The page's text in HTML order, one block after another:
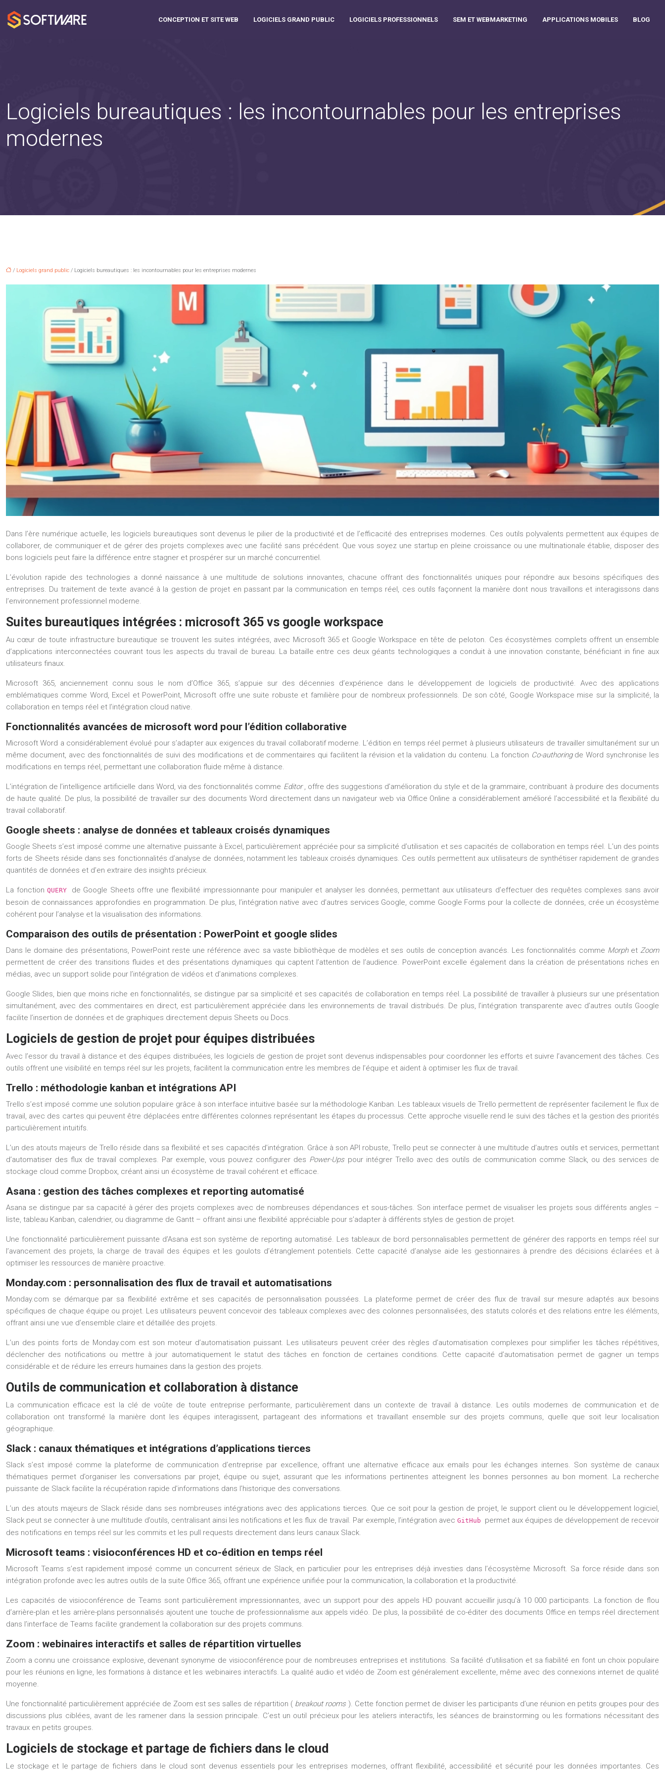
CONCEPTION ET SITE WEB LOGICIELS GRAND PUBLIC LOGICIELS PROFESSIONNELS SEM ET WEBMARKETING APPLICATIONS MOBILES BLOG
Logiciels bureautiques : les incontournables pour les entreprises
modernes
/ Logiciels grand public / Logiciels bureautiques : les incontournables pour les entreprises modernes
Dans l’ère numérique actuelle, les logiciels bureautiques sont devenus le pilier de la productivité et de l’efficacité des entreprises modernes. Ces outils polyvalents permettent aux équipes de
collaborer, de communiquer et de gérer des projets complexes avec une facilité sans précédent. Que vous soyez une startup en pleine croissance ou une multinationale établie, disposer des
bons logiciels peut faire la différence entre stagner et prospérer sur un marché concurrentiel.
L’évolution rapide des technologies a donné naissance à une multitude de solutions innovantes, chacune offrant des fonctionnalités uniques pour répondre aux besoins spécifiques des
entreprises. Du traitement de texte avancé à la gestion de projet en passant par la communication en temps réel, ces outils façonnent la manière dont nous travaillons et interagissons dans
l’environnement professionnel moderne.
Suites bureautiques intégrées : microsoft 365 vs google workspace
Au cœur de toute infrastructure bureautique se trouvent les suites intégrées, avec Microsoft 365 et Google Workspace en tête de peloton. Ces écosystèmes complets offrent un ensemble
d’applications interconnectées couvrant tous les aspects du travail de bureau. La bataille entre ces deux géants technologiques a conduit à une innovation constante, bénéficiant in fine aux
utilisateurs finaux.
Microsoft 365, anciennement connu sous le nom d’Office 365, s’appuie sur des décennies d’expérience dans le développement de logiciels de productivité. Avec des applications
emblématiques comme Word, Excel et PowerPoint, Microsoft offre une suite robuste et familière pour de nombreux professionnels. De son côté, Google Workspace mise sur la simplicité, la
collaboration en temps réel et l’intégration cloud native.
Fonctionnalités avancées de microsoft word pour l’édition collaborative
Microsoft Word a considérablement évolué pour s’adapter aux exigences du travail collaboratif moderne. L’édition en temps réel permet à plusieurs utilisateurs de travailler simultanément sur un
même document, avec des fonctionnalités de suivi des modifications et de commentaires qui facilitent la révision et la validation du contenu. La fonction Co-authoring de Word synchronise les
modifications en temps réel, permettant une collaboration fluide même à distance.
L’intégration de l’intelligence artificielle dans Word, via des fonctionnalités comme Editor , offre des suggestions d’amélioration du style et de la grammaire, contribuant à produire des documents
de haute qualité. De plus, la possibilité de travailler sur des documents Word directement dans un navigateur web via Office Online a considérablement amélioré l’accessibilité et la flexibilité du
travail collaboratif.
Google sheets : analyse de données et tableaux croisés dynamiques
Google Sheets s’est imposé comme une alternative puissante à Excel, particulièrement appréciée pour sa simplicité d’utilisation et ses capacités de collaboration en temps réel. L’un des points
forts de Sheets réside dans ses fonctionnalités d’analyse de données, notamment les tableaux croisés dynamiques. Ces outils permettent aux utilisateurs de synthétiser rapidement de grandes
quantités de données et d’en extraire des insights précieux.
La fonction QUERY de Google Sheets offre une flexibilité impressionnante pour manipuler et analyser les données, permettant aux utilisateurs d’effectuer des requêtes complexes sans avoir
besoin de connaissances approfondies en programmation. De plus, l’intégration native avec d’autres services Google, comme Google Forms pour la collecte de données, crée un écosystème
cohérent pour l’analyse et la visualisation des informations.
Comparaison des outils de présentation : PowerPoint et google slides
Dans le domaine des présentations, PowerPoint reste une référence avec sa vaste bibliothèque de modèles et ses outils de conception avancés. Les fonctionnalités comme Morph et Zoom
permettent de créer des transitions fluides et des présentations dynamiques qui captent l’attention de l’audience. PowerPoint excelle également dans la création de présentations riches en
médias, avec un support solide pour l’intégration de vidéos et d’animations complexes.
Google Slides, bien que moins riche en fonctionnalités, se distingue par sa simplicité et ses capacités de collaboration en temps réel. La possibilité de travailler à plusieurs sur une présentation
simultanément, avec des commentaires en direct, est particulièrement appréciée dans les environnements de travail distribués. De plus, l’intégration transparente avec d’autres outils Google
facilite l’insertion de données et de graphiques directement depuis Sheets ou Docs.
Logiciels de gestion de projet pour équipes distribuées
Avec l’essor du travail à distance et des équipes distribuées, les logiciels de gestion de projet sont devenus indispensables pour coordonner les efforts et suivre l’avancement des tâches. Ces
outils offrent une visibilité en temps réel sur les projets, facilitent la communication entre les membres de l’équipe et aident à optimiser les flux de travail.
Trello : méthodologie kanban et intégrations API
Trello s’est imposé comme une solution populaire grâce à son interface intuitive basée sur la méthodologie Kanban. Les tableaux visuels de Trello permettent de représenter facilement le flux de
travail, avec des cartes qui peuvent être déplacées entre différentes colonnes représentant les étapes du processus. Cette approche visuelle rend le suivi des tâches et la gestion des priorités
particulièrement intuitifs.
L’un des atouts majeurs de Trello réside dans sa flexibilité et ses capacités d’intégration. Grâce à son API robuste, Trello peut se connecter à une multitude d’autres outils et services, permettant
d’automatiser des flux de travail complexes. Par exemple, vous pouvez configurer des Power-Ups pour intégrer Trello avec des outils de communication comme Slack, ou des services de
stockage cloud comme Dropbox, créant ainsi un écosystème de travail cohérent et efficace.
Asana : gestion des tâches complexes et reporting automatisé
Asana se distingue par sa capacité à gérer des projets complexes avec de nombreuses dépendances et sous-tâches. Son interface permet de visualiser les projets sous différents angles –
liste, tableau Kanban, calendrier, ou diagramme de Gantt – offrant ainsi une flexibilité appréciable pour s’adapter à différents styles de gestion de projet.
Une fonctionnalité particulièrement puissante d’Asana est son système de reporting automatisé. Les tableaux de bord personnalisables permettent de générer des rapports en temps réel sur
l’avancement des projets, la charge de travail des équipes et les goulots d’étranglement potentiels. Cette capacité d’analyse aide les gestionnaires à prendre des décisions éclairées et à
optimiser les ressources de manière proactive.
Monday.com : personnalisation des flux de travail et automatisations
Monday.com se démarque par sa flexibilité extrême et ses capacités de personnalisation poussées. La plateforme permet de créer des flux de travail sur mesure adaptés aux besoins
spécifiques de chaque équipe ou projet. Les utilisateurs peuvent concevoir des tableaux complexes avec des colonnes personnalisées, des statuts colorés et des relations entre les éléments,
offrant ainsi une vue d’ensemble claire et détaillée des projets.
L’un des points forts de Monday.com est son moteur d’automatisation puissant. Les utilisateurs peuvent créer des règles d’automatisation complexes pour simplifier les tâches répétitives,
déclencher des notifications ou mettre à jour automatiquement le statut des tâches en fonction de certaines conditions. Cette capacité d’automatisation permet de gagner un temps
considérable et de réduire les erreurs humaines dans la gestion des projets.
Outils de communication et collaboration à distance
La communication efficace est la clé de voûte de toute entreprise performante, particulièrement dans un contexte de travail à distance. Les outils modernes de communication et de
collaboration ont transformé la manière dont les équipes interagissent, partageant des informations et travaillant ensemble sur des projets communs, quelle que soit leur localisation
géographique.
Slack : canaux thématiques et intégrations d’applications tierces
Slack s’est imposé comme la plateforme de communication d’entreprise par excellence, offrant une alternative efficace aux emails pour les échanges internes. Son système de canaux
thématiques permet d’organiser les conversations par projet, équipe ou sujet, assurant que les informations pertinentes atteignent les bonnes personnes au bon moment. La recherche
puissante de Slack facilite la récupération rapide d’informations dans l’historique des conversations.
L’un des atouts majeurs de Slack réside dans ses nombreuses intégrations avec des applications tierces. Que ce soit pour la gestion de projet, le support client ou le développement logiciel,
Slack peut se connecter à une multitude d’outils, centralisant ainsi les notifications et les flux de travail. Par exemple, l’intégration avec GitHub permet aux équipes de développement de recevoir
des notifications en temps réel sur les commits et les pull requests directement dans leurs canaux Slack.
Microsoft teams : visioconférences HD et co-édition en temps réel
Microsoft Teams s’est rapidement imposé comme un concurrent sérieux de Slack, en particulier pour les entreprises déjà investies dans l’écosystème Microsoft. Sa force réside dans son
intégration profonde avec les autres outils de la suite Office 365, offrant une expérience unifiée pour la communication, la collaboration et la productivité.
Les capacités de visioconférence de Teams sont particulièrement impressionnantes, avec un support pour des appels HD pouvant accueillir jusqu’à 10 000 participants. La fonction de flou
d’arrière-plan et les arrière-plans personnalisés ajoutent une touche de professionnalisme aux appels vidéo. De plus, la possibilité de co-éditer des documents Office en temps réel directement
dans l’interface de Teams facilite grandement la collaboration sur des projets communs.
Zoom : webinaires interactifs et salles de répartition virtuelles
Zoom a connu une croissance explosive, devenant synonyme de visioconférence pour de nombreuses entreprises et institutions. Sa facilité d’utilisation et sa fiabilité en font un choix populaire
pour les réunions en ligne, les formations à distance et les webinaires interactifs. La qualité audio et vidéo de Zoom est généralement excellente, même avec des connexions internet de qualité
moyenne.
Une fonctionnalité particulièrement appréciée de Zoom est ses salles de répartition ( breakout rooms ). Cette fonction permet de diviser les participants d’une réunion en petits groupes pour des
discussions plus ciblées, avant de les ramener dans la session principale. C’est un outil précieux pour les ateliers interactifs, les séances de brainstorming ou les formations nécessitant des
travaux en petits groupes.
Logiciels de stockage et partage de fichiers dans le cloud
Le stockage et le partage de fichiers dans le cloud sont devenus essentiels pour les entreprises modernes, offrant flexibilité, accessibilité et sécurité pour les données importantes. Ces